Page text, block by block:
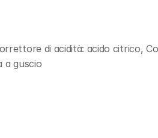
di acidità: acido citrico,
a guscio